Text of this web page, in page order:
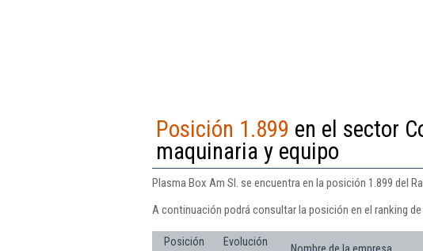
Posición 1.899 en el sector
maquinaria y equipo
Plasma Box Am Sl. se encuentra en la posición 1.899 del
A continuación podrá consultar la posición en el ranking
Posición
Evolución
Nombre de la empresa